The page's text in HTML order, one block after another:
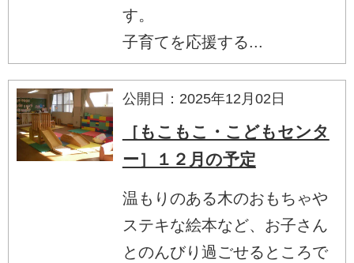
す。
子育てを応援する...
公開日：2025年12月02日
［もこもこ・こどもセンタ
ー］１２月の予定
温もりのある木のおもちゃや
ステキな絵本など、お子さん
とのんびり過ごせるところで